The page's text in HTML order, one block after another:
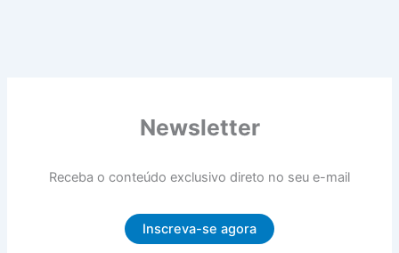
Newsletter
Receba o conteúdo exclusivo direto no seu e-mail
Inscreva-se agora